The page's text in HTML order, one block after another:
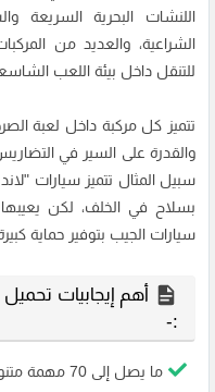
اللنشات البحرية السريعة
الشراعية، والعديد من
للتنقل داخل بيئة اللعب
والقدرة على السير في
سبيل المثال تتميز سيارات
بسلاح في الخلف، لكن يعيبها
سيارات الجيب بتوفير حماية
:-
ما يصل إلى 70 مهمة متنوعة ذات تحديات مختلفة.